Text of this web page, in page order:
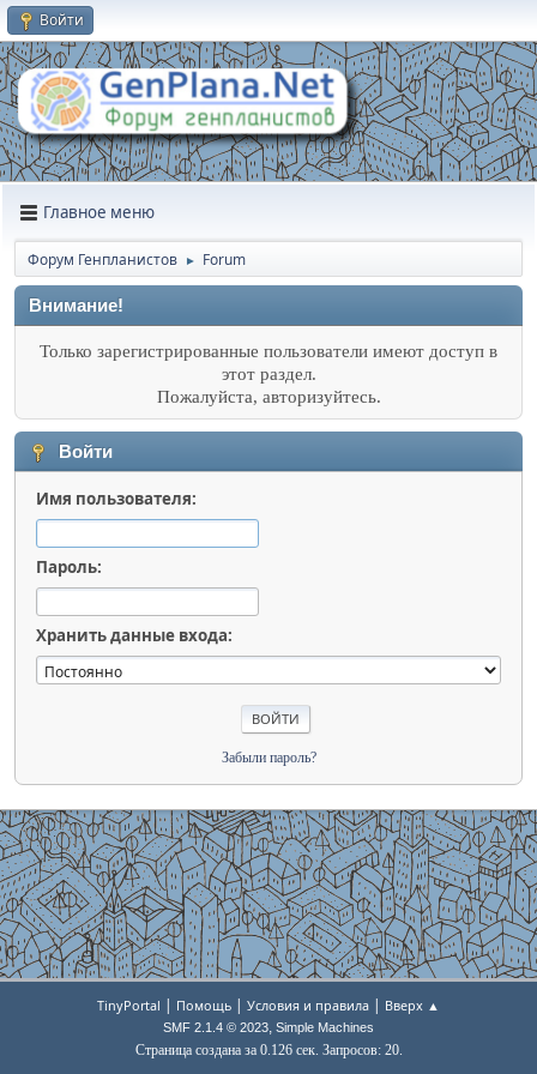
Войти
Главное меню
Форум Генпланистов ► Forum
Внимание!
Только зарегистрированные пользователи имеют доступ в
этот раздел.
Пожалуйста, авторизуйтесь.
Войти
Имя пользователя:
Пароль:
Хранить данные входа:
Забыли пароль?
TinyPortal | Помощь | Условия и правила | Вверх ▲
SMF 2.1.4 © 2023, Simple Machines
Страница создана за 0.126 сек. Запросов: 20.